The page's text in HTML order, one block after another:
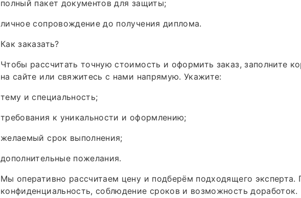
полный пакет документов для защиты;
личное сопровождение до получения диплома.
Как заказать?
Чтобы рассчитать точную стоимость и оформить заказ, заполните
на сайте или свяжитесь с нами напрямую. Укажите:
тему и специальность;
требования к уникальности и оформлению;
желаемый срок выполнения;
дополнительные пожелания.
Мы оперативно рассчитаем цену и подберём подходящего эксперта.
конфиденциальность, соблюдение сроков и возможность доработок.